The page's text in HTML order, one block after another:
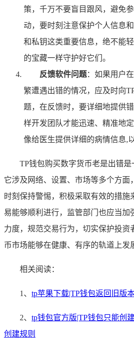
策，千万不要盲目跟风，避免
动，要时刻注意保护个人信息
和私钥这类重要信息，绝不能
的宝藏一样守护好它们。
反馈软件问题：如果用户
繁遭遇出错的情况，应及时向
题，在反馈时，要详细地提供
样开发团队才能迅速、精准地
像给医生提供详细的病情信息,
TP钱包购买数字货币老是出错是
它涉及网络、设置、市场等多个方面
时刻保持警惕，积极采取有效的措施
易能够顺利进行，监管部门也应当加
力度，规范交易行为，切实保护投资
币市场能够在健康、有序的轨道上发
相关阅读：
1、 tp苹果下载|TP钱包返回旧版
2、 tp钱包官方版|TP钱包只能创
创建规则